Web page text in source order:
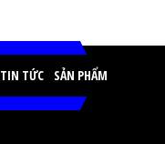
TIN TỨC SẢN PHẨM